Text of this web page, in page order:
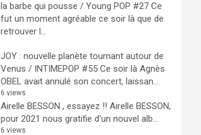
la barbe qui pousse / Young POP #27 Ce
fut un moment agréable ce soir là que de
retrouver l...
JOY : nouvelle planète tournant autour de
Venus / INTIMEPOP #55 Ce soir là Agnès
OBEL avait annulé son concert, laissan...
6 views
Airelle BESSON , essayez !! Airelle BESSON,
pour 2021 nous gratifie d'un nouvel alb...
6 views